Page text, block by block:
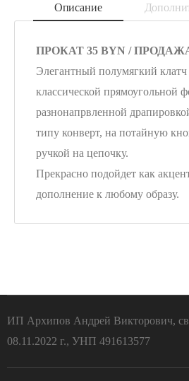
Описание
ПРОКАТ 35 BYN /
Элегантный полумягкий клатч
классической прямоугольной
разнонапрвленной
типу конверт, на потайную
ручкой на цепочку.
Прекрасно подойдет как
дополнение к любому образу.
ИП Архипов Андрей Викторович,
08.11.2022 г., УНП 491613577